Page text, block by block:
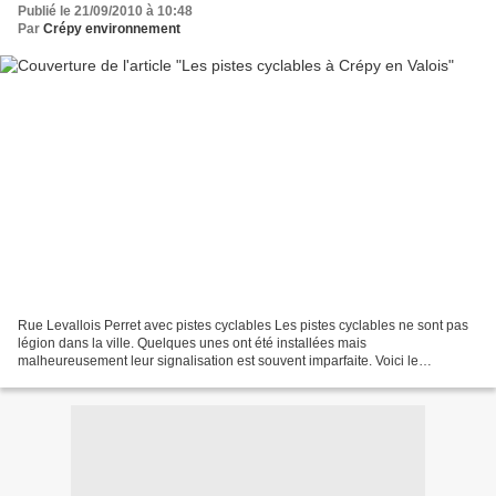
Publié le 21/09/2010 à 10:48
Par Crépy environnement
Rue Levallois Perret avec pistes cyclables Les pistes cyclables ne sont pas
légion dans la ville. Quelques unes ont été installées mais
malheureusement leur signalisation est souvent imparfaite. Voici le